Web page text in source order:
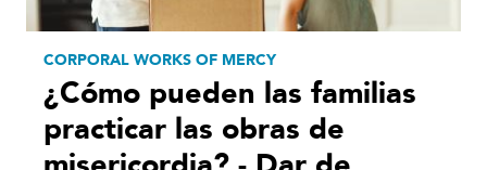
CORPORAL WORKS OF MERCY
¿Cómo pueden las familias
practicar las obras de